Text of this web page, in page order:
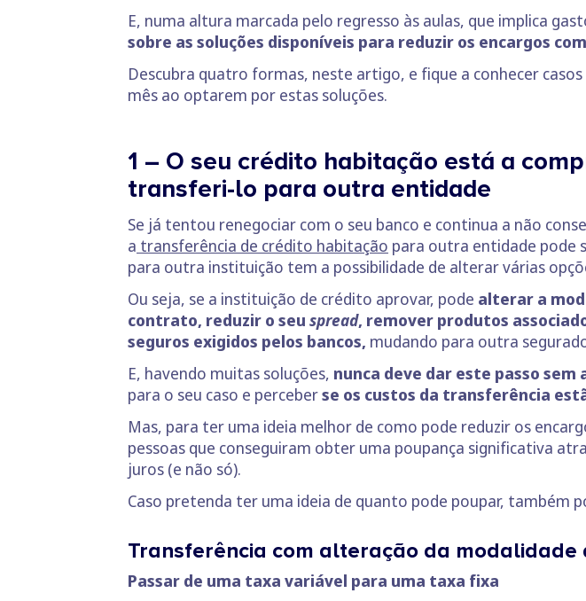
E, numa altura marcada pelo regresso às aulas, que implica
sobre as soluções disponíveis para reduzir os encargos
Descubra quatro formas, neste artigo, e fique a conhecer
mês ao optarem por estas soluções.
1 – O seu crédito habitação está a
transferi-lo para outra entidade
Se já tentou renegociar com o seu banco e continua a não
a transferência de crédito habitação para outra entidade pode
para outra instituição tem a possibilidade de alterar várias
Ou seja, se a instituição de crédito aprovar, pode alterar a
contrato, reduzir o seu spread, remover produtos
seguros exigidos pelos bancos, mudando para outra
E, havendo muitas soluções, nunca deve dar este passo
para o seu caso e perceberse os custos da transferência
Mas, para ter uma ideia melhor de como pode reduzir os
pessoas que conseguiram obter uma poupança significativa
juros (e não só).
Caso pretenda ter uma ideia de quanto pode poupar, também
Transferência com alteração da modalidade
Passar de uma taxa variável para uma taxa fixa